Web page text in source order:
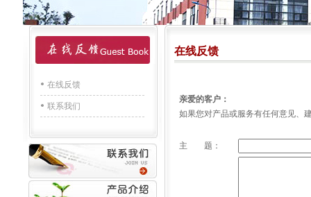
在线反馈
联系我们
在线反馈
亲爱的客户：
如果您对产品或服务有任何意见、
主 题：